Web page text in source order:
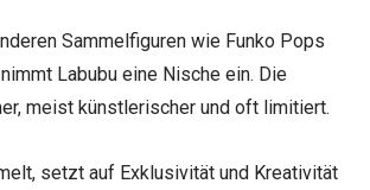
Sammelfiguren wie Funko Pops
Labubu eine Nische ein. Die
meist künstlerischer und oft limitiert.
setzt auf Exklusivität und Kreativität